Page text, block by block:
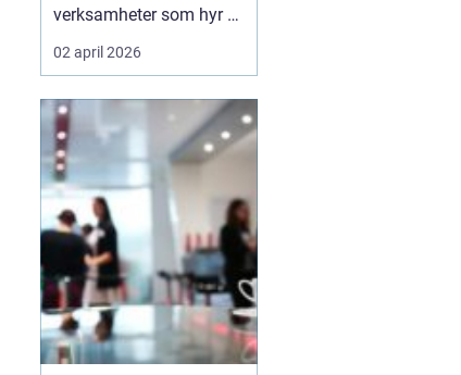
verksamheter som hyr ut
rum, stugor eller andra
objekt. När bokningarna
mejl till webben behövs
verktyg som är lätta att
förstå, fungerar dygnet
runt och minskar risken
för dubbelbokningar...
02 april 2026